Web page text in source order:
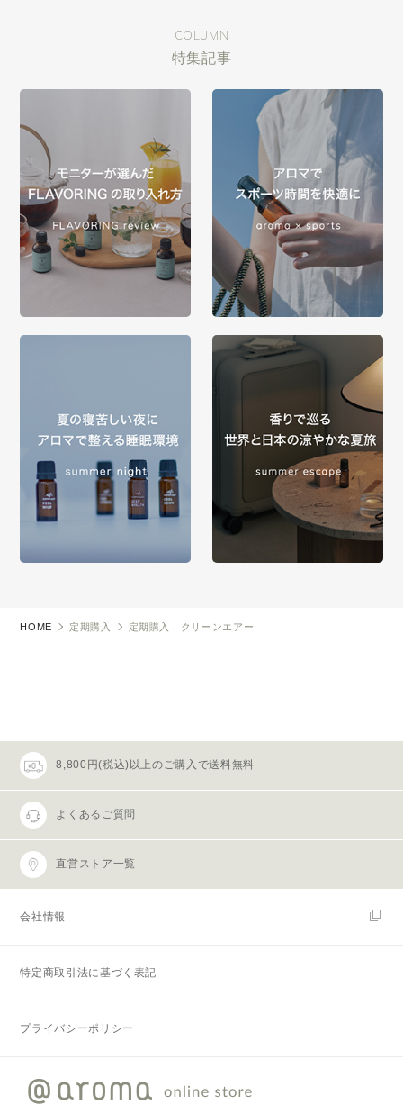
COLUMN
特集記事
HOME 定期購入 定期購入 クリーンエアー
8,800円(税込)以上のご購入で送料無料
よくあるご質問
直営ストア一覧
会社情報
特定商取引法に基づく表記
プライバシーポリシー